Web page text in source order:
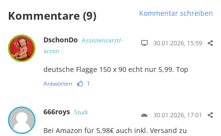
Kommentare (9) Kommentar schreiben
DschonDo Assistenzarzt/-
ärztin
30.01.2026, 15:59
deutsche Flagge 150 x 90 echt nur 5,99. Top
Antworten 1
666roys Studi 30.01.2026, 17:01
Bei Amazon für 5,98€ auch inkl. Versand zu